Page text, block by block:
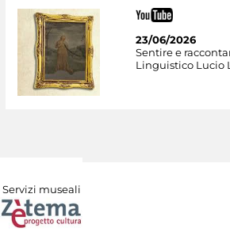
23/06/2026
Sentire e
Linguistico Lucio
Servizi museali